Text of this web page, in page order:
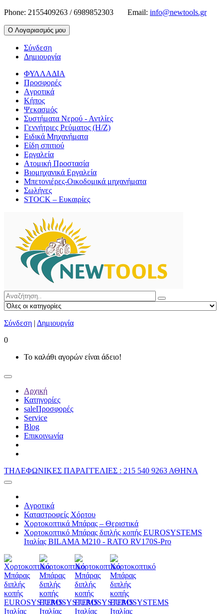
Phone: 2155409263 / 6989852303 Email: info@newtools.gr
Ο Λογαριασμός μου
Σύνδεση
Δημιουργία
ΦΥΛΛΑΔΙΑ
Προσφορές
Aγροτικά
Κήπος
Ψεκασμός
Συστήματα Νερού - Αντλίες
Γεννήτριες Ρεύματος (Η/Ζ)
Ειδικά Μηχανήματα
Είδη σπιτιού
Εργαλεία
Ατομική Προστασία
Βιομηχανικά Εργαλεία
Μπετονιέρες-Οικοδομικά μηχανήματα
Σωλήνες
STOCK – Ευκαιρίες
Σύνδεση | Δημιουργία
0
Το καλάθι αγορών είναι άδειο!
Αρχική
Κατηγορίες
saleΠροσφορές
Service
Blog
Επικοινωνία
ΤΗΛΕΦΩΝΙΚΕΣ ΠΑΡΑΓΓΕΛΙΕΣ : 215 540 9263 ΑΘΗΝΑ
Aγροτικά
Καταστροφείς Χόρτου
Χορτοκοπτικά Μπάρας – Θεριστικά
Χορτοκοπτικό Μπάρας διπλής κοπής EUROSYSTEMS
Ιταλίας BILAMA M210 - RATO RV170S-Pro